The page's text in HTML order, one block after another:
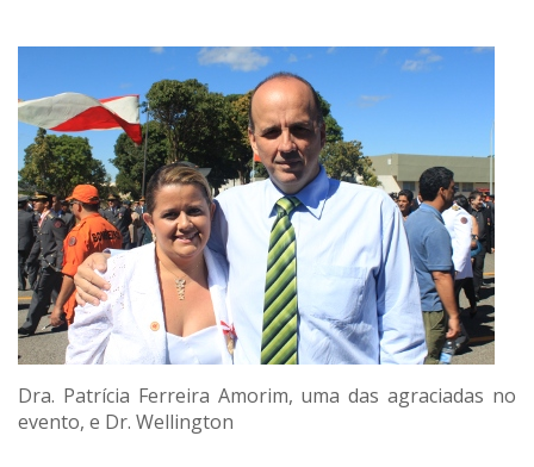
Dra. Patrícia Ferreira Amorim, uma das agraciadas no
evento, e Dr. Wellington